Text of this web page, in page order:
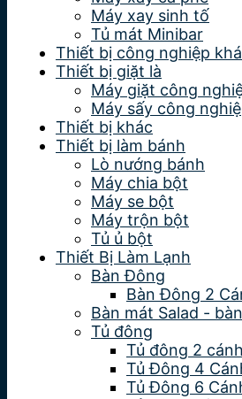
Máy xay sinh tố
Tủ mát Minibar
Thiết bị công nghiệp
Thiết bị giặt là
Máy giặt công
Máy sấy công
Thiết bị khác
Thiết bị làm bánh
Lò nướng bánh
Máy chia bột
Máy se bột
Máy trộn bột
Tủ ủ bột
Thiết Bị Làm Lạnh
Bàn Đông
Bàn Đông 2
Bàn mát Salad -
Tủ đông
Tủ đông 2 cánh
Tủ Đông 4
Tủ Đông 6